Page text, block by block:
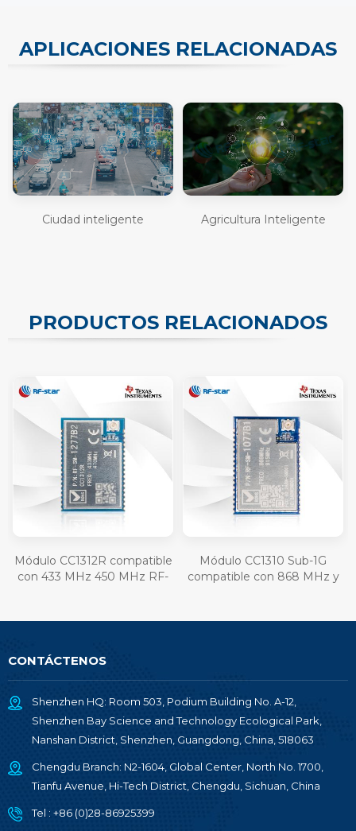
APLICACIONES RELACIONADAS
Ciudad inteligente Agricultura Inteligente
PRODUCTOS RELACIONADOS
Módulo CC1312R compatible
con 433 MHz 450 MHz RF-
Módulo CC1310 Sub-1G
compatible con 868 MHz y
CONTÁCTENOS
Shenzhen HQ: Room 503, Podium Building No. A-12,
Shenzhen Bay Science and Technology Ecological Park,
Nanshan District, Shenzhen, Guangdong, China, 518063
Chengdu Branch: N2-1604, Global Center, North No. 1700,
Tianfu Avenue, Hi-Tech District, Chengdu, Sichuan, China
Tel : +86 (0)28-86925399